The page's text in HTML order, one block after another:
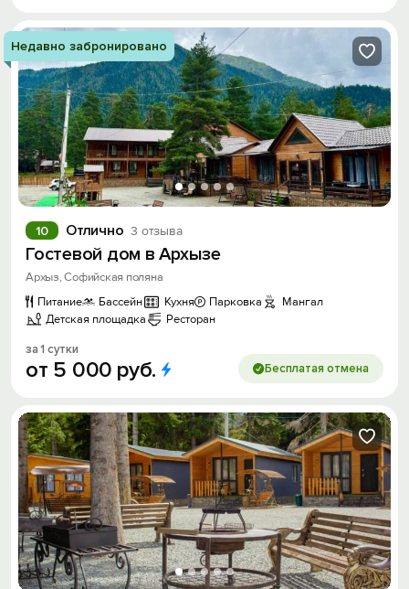
Недавно забронировано
Отлично 3 отзыва
10
Гостевой дом в Архызе
Архыз, Cофийская поляна
Питание
Бассейн Кухня Парковка
Мангал
Детская площадка
Ресторан
за 1 сутки
от 5 000 руб. Бесплатая отмена